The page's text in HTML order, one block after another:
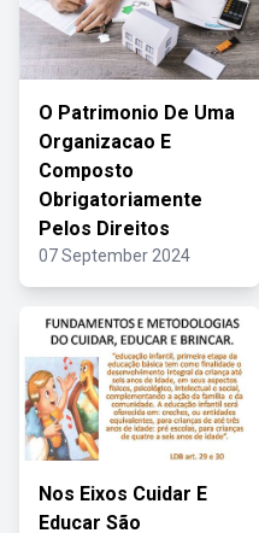
O Patrimonio De Uma
Organizacao E
Composto
Obrigatoriamente
Pelos Direitos
07 September 2024
Nos Eixos Cuidar E
Educar São